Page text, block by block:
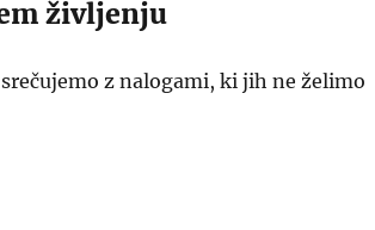
življenju
z nalogami, ki jih ne želimo